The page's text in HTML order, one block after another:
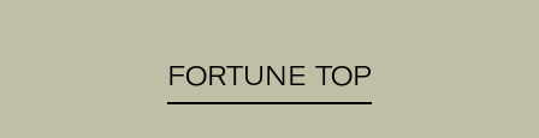
FORTUNE TOP